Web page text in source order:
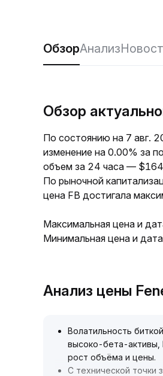
ОбзорАнализ
Обзор
По состоянию на 7 авг.
изменение на 0.00% за
объем за 24 часа —
По рыночной
цена FB достигала
Максимальная цена и
Минимальная цена и дата
Анализ цены
Волатильность
высоко-бета-активы,
рост объёма и цены.
С технической точки